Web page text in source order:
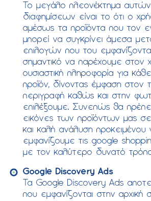
Το μεγάλο πλεονέκτημα
διαφημίσεων είναι το ότι ο
αμέσως τα προϊόντα που τον
μπορεί να συγκρίνει άμεσα
επιλογών που του εμφανίζονται.
σημαντικό να παρέχουμε στον
ουσιαστική πληροφορία για
προϊόν, δίνοντας έμφαση στον
περιγραφή καθώς και στην
επιλέξουμε. Συνεπώς θα
εικόνες των προϊόντων μας
και καλή ανάλυση
εμφανίζουμε τις google
με τον καλύτερο δυνατό
Google Discovery Ads
Τα Google Discovery Ads
που εμφανίζονται στην αρχική